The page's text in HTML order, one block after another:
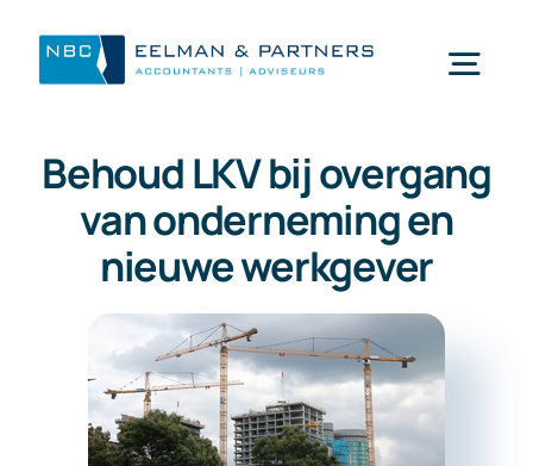
inhoud
Wat doen wij
Wie zijn wij
Mijn NBC Eelman & Partners
Nieuws
Behoud LKV bij overgang
van onderneming en
nieuwe werkgever